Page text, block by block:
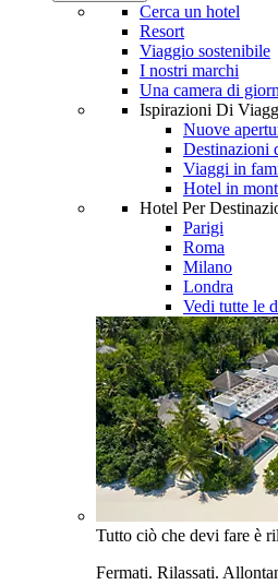
Cerca un hotel
Resort
Viaggio sostenibile
I nostri marchi
Una camera di
Ispirazioni Di
Nuove
Destinazioni
Viaggi in
Hotel in
Hotel Per
Parigi
Roma
Milano
Londra
Vedi tutte le
Tutto ciò che devi fare è
Fermati. Rilassati.